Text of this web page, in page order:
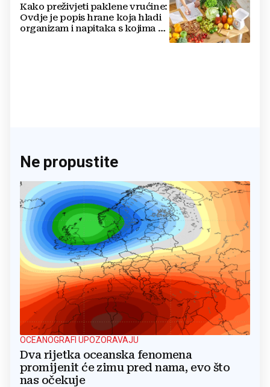
Kako preživjeti paklene vrućine:
Ovdje je popis hrane koja hladi
organizam i napitaka s kojima si
Ne propustite
OCEANOGRAFI UPOZORAVAJU
Dva rijetka oceanska fenomena
promijenit će zimu pred nama, evo što
nas očekuje